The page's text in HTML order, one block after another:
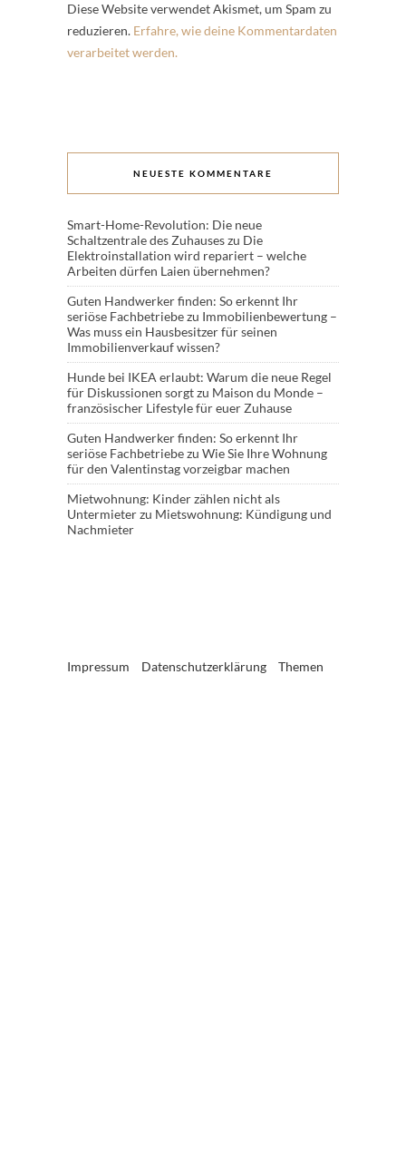
Diese Website verwendet Akismet, um Spam zu
reduzieren. Erfahre, wie deine Kommentardaten
verarbeitet werden.
NEUESTE KOMMENTARE
Smart-Home-Revolution: Die neue
Schaltzentrale des Zuhauseszu Die
Elektroinstallation wird repariert – welche
Arbeiten dürfen Laien übernehmen?
Guten Handwerker finden: So erkennt Ihr
seriöse Fachbetriebezu Immobilienbewertung –
Was muss ein Hausbesitzer für seinen
Immobilienverkauf wissen?
Hunde bei IKEA erlaubt: Warum die neue Regel
für Diskussionen sorgtzu Maison du Monde –
französischer Lifestyle für euer Zuhause
Guten Handwerker finden: So erkennt Ihr
seriöse Fachbetriebezu Wie Sie Ihre Wohnung
für den Valentinstag vorzeigbar machen
Mietwohnung: Kinder zählen nicht als
Untermieterzu Mietswohnung: Kündigung und
Nachmieter
Impressum Datenschutzerklärung Themen